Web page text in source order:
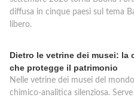
diffusa in cinque paesi sul tema
libero.
Dietro le vetrine dei musei: la
che protegge il patrimonio
Nelle vetrine dei musei del
chimico-analitica silenziosa.